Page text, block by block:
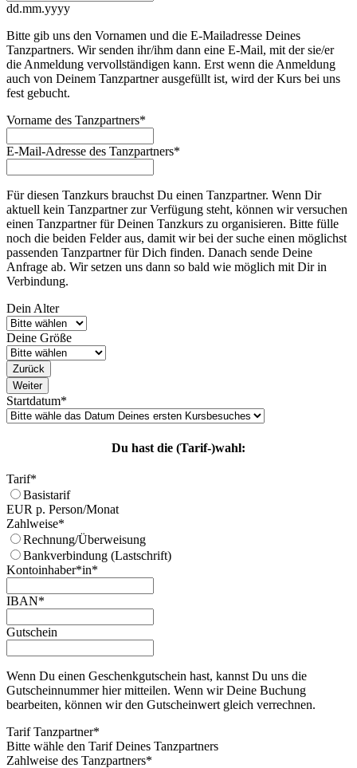
dd.mm.yyyy
Bitte gib uns den Vornamen und die E-Mailadresse Deines
Tanzpartners. Wir senden ihr/ihm dann eine E-Mail, mit der sie/er
die Anmeldung vervollständigen kann. Erst wenn die Anmeldung
auch von Deinem Tanzpartner ausgefüllt ist, wird der Kurs bei uns
fest gebucht.
Vorname des Tanzpartners*
E-Mail-Adresse des Tanzpartners*
Für diesen Tanzkurs brauchst Du einen Tanzpartner. Wenn Dir
aktuell kein Tanzpartner zur Verfügung steht, können wir versuchen
einen Tanzpartner für Deinen Tanzkurs zu organisieren. Bitte fülle
noch die beiden Felder aus, damit wir bei der suche einen möglichst
passenden Tanzpartner für Dich finden. Danach sende Deine
Anfrage ab. Wir setzen uns dann so bald wie möglich mit Dir in
Verbindung.
Dein Alter
Deine Größe
Zurück
Weiter
Startdatum*
Du hast die (Tarif-)wahl:
Tarif*
Basistarif
EUR p. Person/Monat
Zahlweise*
Rechnung/Überweisung
Bankverbindung (Lastschrift)
Kontoinhaber*in*
IBAN*
Gutschein
Wenn Du einen Geschenkgutschein hast, kannst Du uns die
Gutscheinnummer hier mitteilen. Wenn wir Deine Buchung
bearbeiten, können wir den Gutscheinwert gleich verrechnen.
Tarif Tanzpartner*
Bitte wähle den Tarif Deines Tanzpartners
Zahlweise des Tanzpartners*